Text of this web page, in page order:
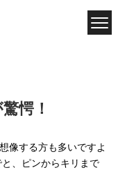
愕！
像する方も多いですよ
、ピンからキリまで